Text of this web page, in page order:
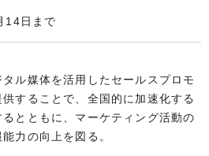
14日まで
ル媒体を活用したセールスプロモ
することで、全国的に加速化する
とともに、マーケティング活動の
力の向上を図る。